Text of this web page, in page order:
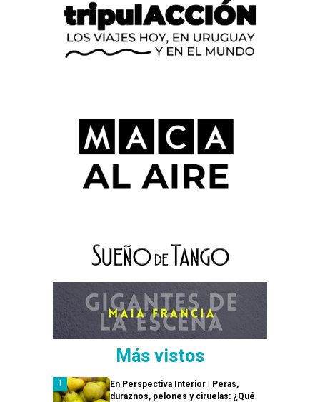
Más vistos
En Perspectiva Interior | Peras,
duraznos, pelones y ciruelas: ¿Qué